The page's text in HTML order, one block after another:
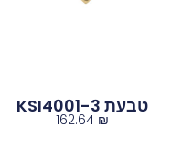
טבעת KSI4001-3
162.64 ₪